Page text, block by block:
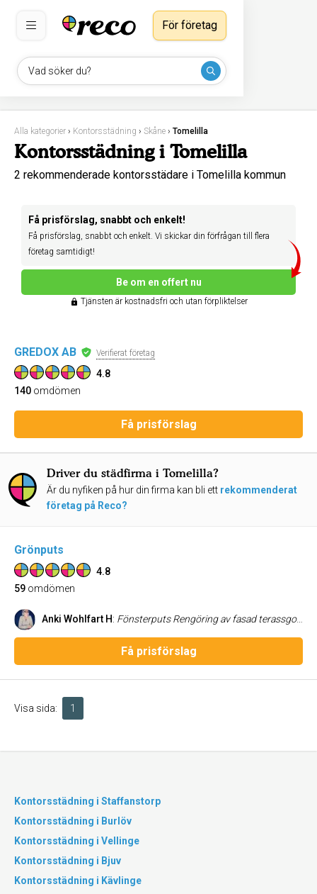
Vad söker du?
För företag
Alla kategorier › Kontorsstädning › Skåne › Tomelilla
Kontorsstädning i Tomelilla
2 rekommenderade kontorsstädare i Tomelilla kommun
Få prisförslag, snabbt och enkelt!
Få prisförslag, snabbt och enkelt. Vi skickar din förfrågan till flera
företag samtidigt!
Be om en offert nu
Tjänsten är kostnadsfri och utan förpliktelser
GREDOX AB Verifierat företag
4.8
140 omdömen
Få prisförslag
Driver du städfirma i Tomelilla?
Är du nyfiken på hur din firma kan bli ett rekommenderat
företag på Reco?
Grönputs
4.8
59 omdömen
Anki Wohlfart H: Fönsterputs Rengöring av fasad terassgolv Mycket trevlig och duktig
Få prisförslag
Visa sida: 1
Kontorsstädning i Staffanstorp
Kontorsstädning i Burlöv
Kontorsstädning i Vellinge
Kontorsstädning i Bjuv
Kontorsstädning i Kävlinge